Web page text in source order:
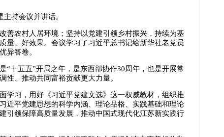
持会议并讲话。
农村人居环境；坚持以党建引领乡村振兴，持续为基
量、好效果。会议学习了习近平总书记给新华社老党员
异答卷。
十五五”开局之年，是东西部协作30周年，也是开展常
性、推动共同富裕贡献更大力量。
习，用好《习近平党建文选》这一权威教材，组织推
近平党建思想的科学内涵、理论品格、实践基础和理论
引领保障高质量发展，推动中国式现代化江苏新实践行